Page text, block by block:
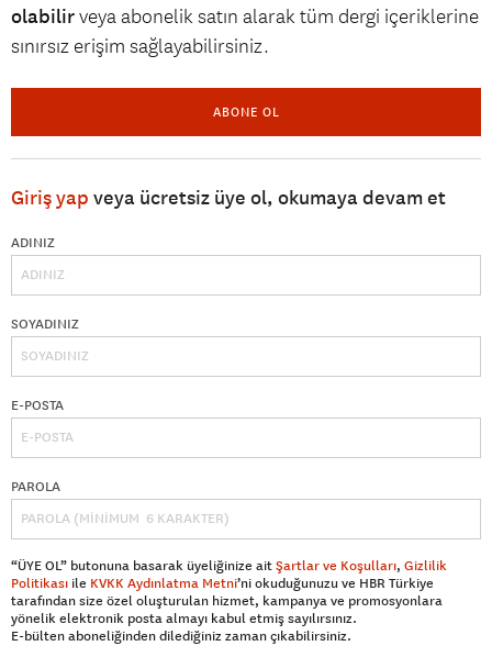
olabilirveya abonelik satın alarak tüm dergi içeriklerine
sınırsız erişim sağlayabilirsiniz.
ABONE OL
Giriş yap veya ücretsiz üye ol, okumaya devam et
ADINIZ
SOYADINIZ
E-POSTA
PAROLA
“ÜYE OL” butonuna basarak üyeliğinize aitŞartlar ve Koşulları, Gizlilik
Politikası ile KVKK Aydınlatma Metni’ni okuduğunuzu ve HBR Türkiye
tarafından size özel oluşturulan hizmet, kampanya ve promosyonlara
yönelik elektronik posta almayı kabul etmiş sayılırsınız.
E-bülten aboneliğinden dilediğiniz zaman çıkabilirsiniz.